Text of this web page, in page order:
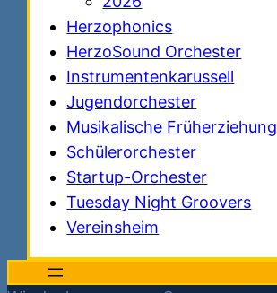
Herzophonics
HerzoSound Orchester
Instrumentenkarussell
Jugendorchester
Musikalische Früherziehung
Schülerorchester
Startup-Orchester
Tuesday Night Groovers
Vereinsheim